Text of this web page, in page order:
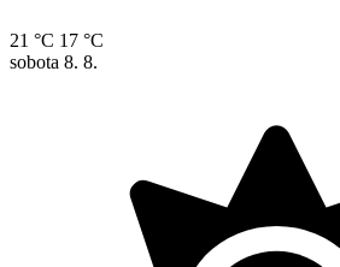
21 °C 17 °C
sobota 8. 8.